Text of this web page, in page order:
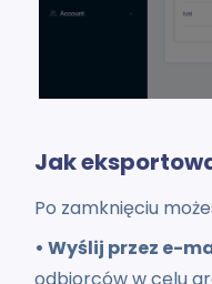
Jak
Po zamknięciu
• Wyślij przez e-